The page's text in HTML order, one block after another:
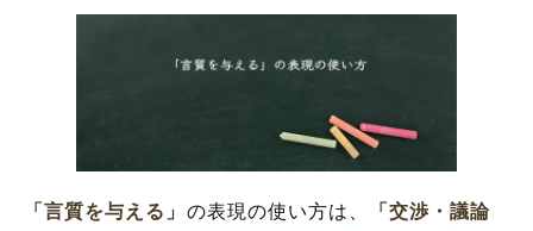
「言質を与える」 の表現の使い方は、
「交渉・議論